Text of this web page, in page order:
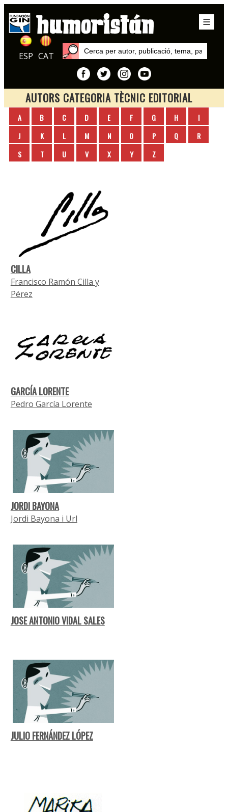
ESP CAT
AUTORS CATEGORIA TÈCNIC EDITORIAL
Inici
Autors
A B C D E F G H
I
J
K L M N O P Q
R
S
T U V X Y Z
CILLA
Francisco Ramón Cilla y
Pérez
GARCÍA LORENTE
Pedro García Lorente
JORDI BAYONA
Jordi Bayona i Url
JOSE ANTONIO VIDAL SALES
JULIO FERNÁNDEZ LÓPEZ